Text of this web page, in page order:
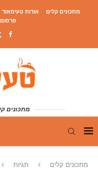
מתכונים קלים אודות טעימאוד
מתכונים
מתכונים קלים תגיות